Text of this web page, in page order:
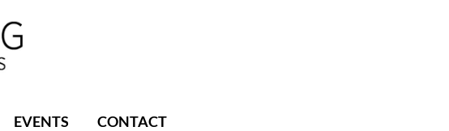
EVENTS CONTACT